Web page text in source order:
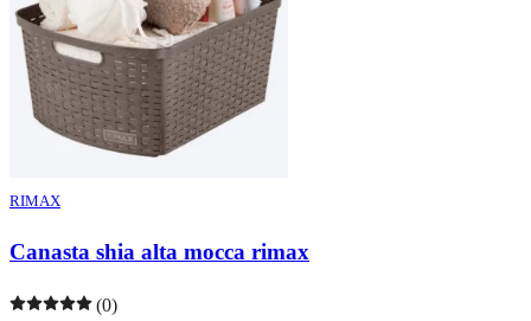
RIMAX
Canasta shia alta mocca rimax
(0)